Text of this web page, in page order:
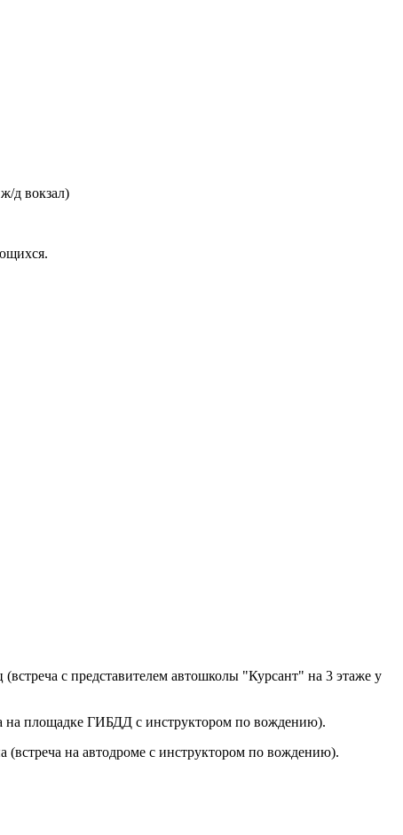
д вокзал)
с представителем автошколы "Курсант" на 3 этаже у
на площадке ГИБДД с инструктором по вождению).
на автодроме с инструктором по вождению).